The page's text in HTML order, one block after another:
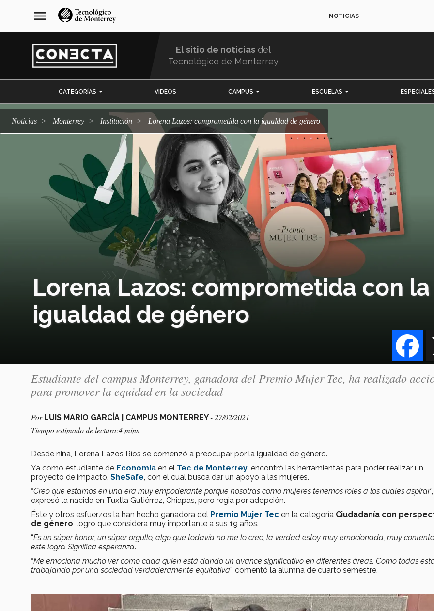
navegación
principal
menu NOTICIAS
El sitio de noticias del
Tecnológico de Monterrey
CATEGORÍAS VIDEOS CAMPUS ESCUELAS
Noticias Monterrey Institución Lorena Lazos: comprometida con la igualdad de género
Lorena Lazos: comprometida con la
igualdad de género
Estudiante del campus Monterrey, ganadora del Premio Mujer Tec, ha realizado
para promover la equidad en la sociedad
Por LUIS MARIO GARCÍA | CAMPUS MONTERREY- 27/02/2021
Tiempo estimado de lectura:4 mins
Desde niña, Lorena Lazos Ríos se comenzó a preocupar por la igualdad de género.
Ya como estudiante de Economía en el Tec de Monterrey, encontró las herramientas para poder realizar un
proyecto de impacto, SheSafe, con el cual busca dar un apoyo a las mujeres.
“Creo que estamos en una era muy empoderante porque nosotras como mujeres tenemos roles a los cuales aspirar”,
expresó la nacida en Tuxtla Gutiérrez, Chiapas, pero regia por adopción.
Éste y otros esfuerzos la han hecho ganadora del Premio Mujer Tec en la categoría Ciudadanía con
de género, logro que considera muy importante a sus 19 años.
“Es un súper honor, un súper orgullo, algo que todavía no me lo creo, la verdad estoy muy emocionada, muy
este logro. Significa esperanza.
“Me emociona mucho ver como cada quien está dando un avance significativo en diferentes áreas. Como todas
trabajando por una sociedad verdaderamente equitativa”, comentó la alumna de cuarto semestre.